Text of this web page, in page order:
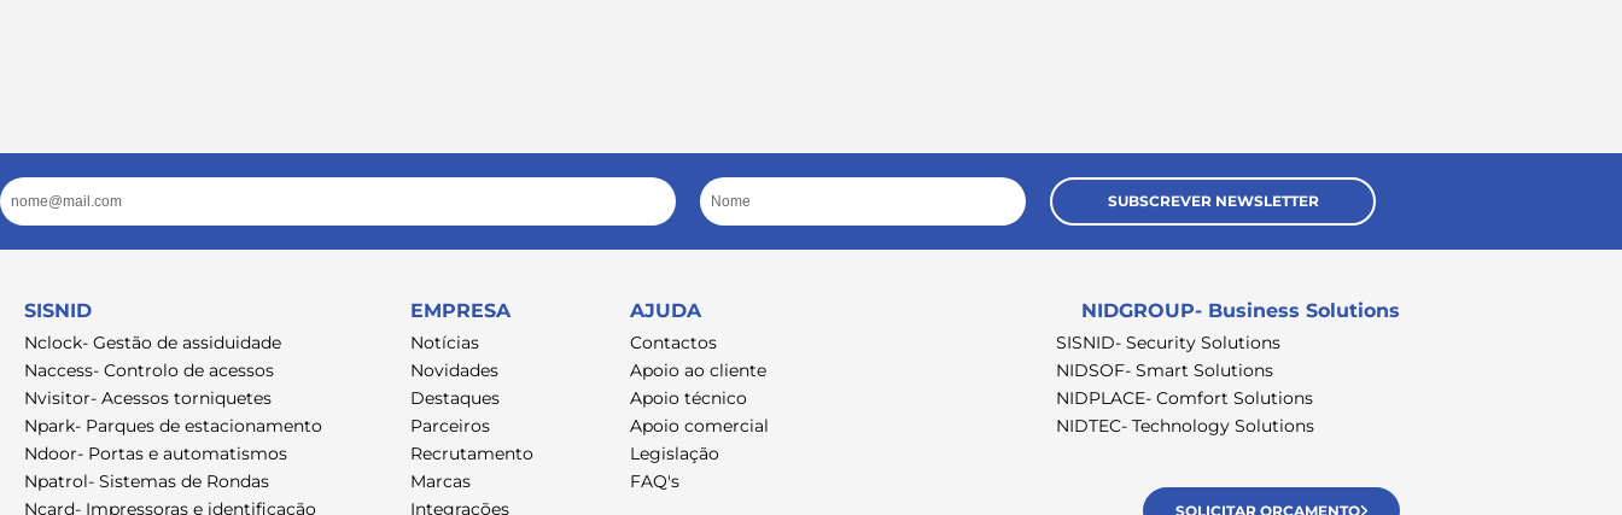
Email Nome
SUBSCREVER NEWSLETTER
SISNID
Nclock- Gestão de assiduidade
Naccess- Controlo de acessos
Nvisitor- Acessos torniquetes
Npark- Parques de estacionamento
Ndoor- Portas e automatismos
Npatrol- Sistemas de Rondas
Ncard- Impressoras e identificação
EMPRESA
Notícias
Novidades
Destaques
Parceiros
Recrutamento
Marcas
Integrações
AJUDA
Contactos
Apoio ao cliente
Apoio técnico
Apoio comercial
Legislação
FAQ's
NIDGROUP- Business Solutions
SISNID- Security Solutions
NIDSOF- Smart Solutions
NIDPLACE- Comfort Solutions
NIDTEC- Technology Solutions
SOLICITAR ORÇAMENTO